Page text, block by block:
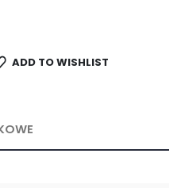
ADD TO WISHLIST